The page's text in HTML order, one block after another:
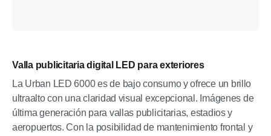
Valla publicitaria digital LED para exteriores
La Urban LED 6000 es de bajo consumo y ofrece un brillo
ultraalto con una claridad visual excepcional. Imágenes de
última generación para vallas publicitarias, estadios y
aeropuertos. Con la posibilidad de mantenimiento frontal y